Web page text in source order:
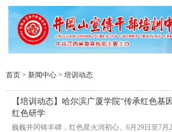
首页 > 新闻中心 > 培训动态
【培训动态】哈尔滨广厦学院“传承红色基
红色研学
巍巍井冈铸丰碑，红色星火润初心。6月29日至7